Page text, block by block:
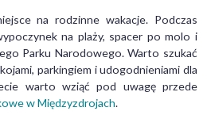
na rodzinne wakacje. Podczas
na plaży, spacer po molo i
Parku Narodowego. Warto szukać
parkingiem i udogodnieniami dla
warto wziąć pod uwagę przede
w Międzyzdrojach.